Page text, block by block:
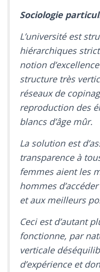
Sociologie
L’université est
hiérarchiques
notion
structure très
réseaux de
reproduction des
blancs d’âge mûr.
La solution est
transparence à
femmes aient les
hommes
et aux meilleurs
Ceci est d’autant
fonctionne, par
verticale
d’expérience et